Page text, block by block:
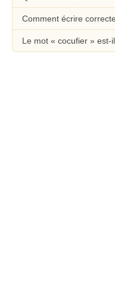
Comment écrire
Le mot « cocufier » est-